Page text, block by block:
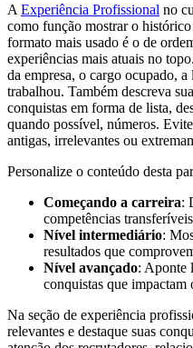
A Experiência Profissional no
como função mostrar o
formato mais usado é o de
experiências mais atuais no
da empresa, o cargo ocupado,
trabalhou. Também descreva
conquistas em forma de lista,
quando possível, números.
antigas, irrelevantes ou
Personalize o conteúdo desta
Começando a carreira:
competências
Nível intermediário:
resultados que
Nível avançado: Aponte
conquistas que impactam
Na seção de experiência
relevantes e destaque suas